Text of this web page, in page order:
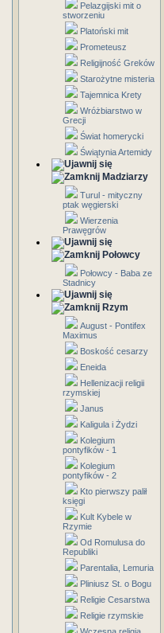
Pelazgijski mit o
stworzeniu
Platoński mit
Prometeusz
Religijność Greków
Starożytne misteria
Tajemnica Krety
Wróżbiarstwo w
Grecji
Świat homerycki
Świątynia Artemidy
Madziarzy
Turul - mityczny
ptak węgierski
Wierzenia
Prawęgrów
Połowcy
Połowcy - Baba ze
Stadnicy
Rzym
August - Pontifex
Maximus
Boskość cesarzy
Eneida
Hellenizacji religii
rzymskiej
Janus
Kaligula i Żydzi
Kolegium
pontyfików - 1
Kolegium
pontyfików - 2
Kto pierwszy palił
księgi
Kult Kybele w
Rzymie
Od Romulusa do
Republiki
Parentalia, Lemuria
Pliniusz St. o Bogu
Religie Cesarstwa
Religie rzymskie